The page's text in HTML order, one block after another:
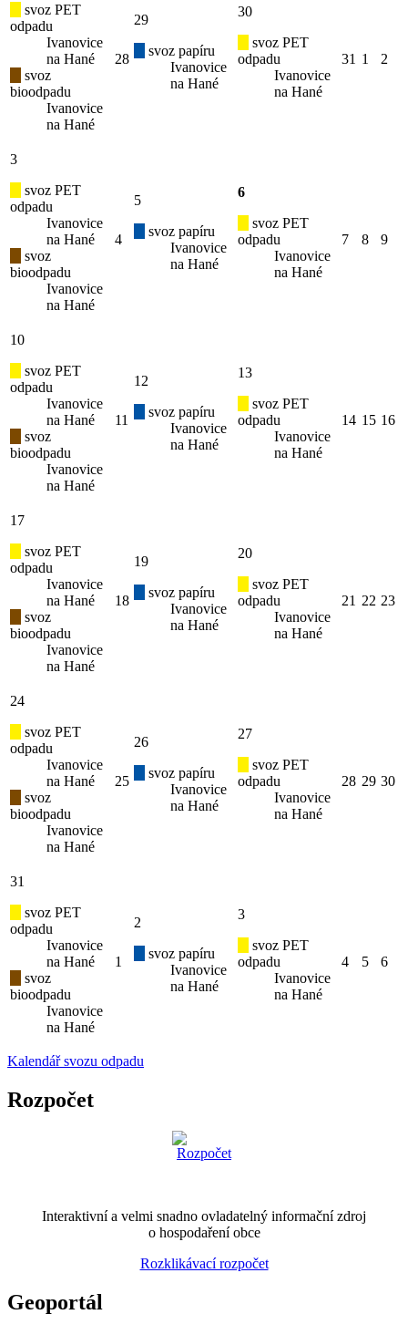
svoz PET
odpadu
Ivanovice
na Hané
svoz
bioodpadu
Ivanovice
na Hané
28
29
svoz papíru
Ivanovice
na Hané
30
svoz PET
odpadu
Ivanovice
na Hané
31 1 2
3
svoz PET
odpadu
Ivanovice
na Hané
svoz
bioodpadu
Ivanovice
na Hané
4
5
svoz papíru
Ivanovice
na Hané
6
svoz PET
odpadu
Ivanovice
na Hané
7 8 9
10
svoz PET
odpadu
Ivanovice
na Hané
svoz
bioodpadu
Ivanovice
na Hané
11
12
svoz papíru
Ivanovice
na Hané
13
svoz PET
odpadu
Ivanovice
na Hané
14 15 16
17
svoz PET
odpadu
Ivanovice
na Hané
svoz
bioodpadu
Ivanovice
na Hané
18
19
svoz papíru
Ivanovice
na Hané
20
svoz PET
odpadu
Ivanovice
na Hané
21 22 23
24
svoz PET
odpadu
Ivanovice
na Hané
svoz
bioodpadu
Ivanovice
na Hané
25
26
svoz papíru
Ivanovice
na Hané
27
svoz PET
odpadu
Ivanovice
na Hané
28 29 30
31
svoz PET
odpadu
Ivanovice
na Hané
svoz
bioodpadu
Ivanovice
na Hané
1
2
svoz papíru
Ivanovice
na Hané
3
svoz PET
odpadu
Ivanovice
na Hané
4 5 6
Kalendář svozu odpadu
Rozpočet
Interaktivní a velmi snadno ovladatelný informační zdroj
o hospodaření obce
Rozklikávací rozpočet
Geoportál